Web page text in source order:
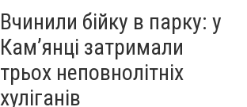
Вчинили бійку в парку: у
Кам’янці затримали
трьох неповнолітніх
хуліганів